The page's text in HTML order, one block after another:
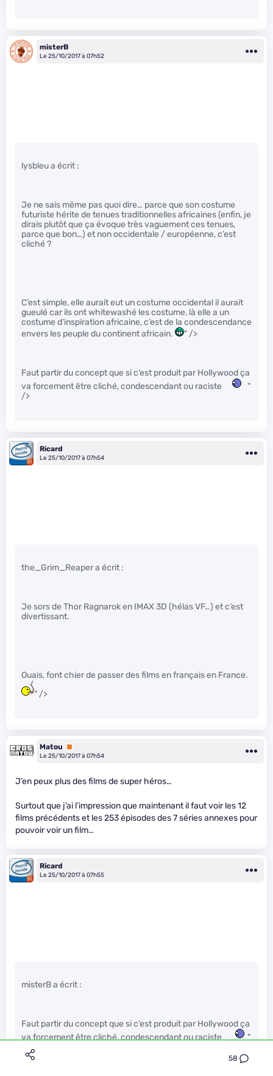
58
misterB
Le 25/10/2017 à 07h52
lysbleu a écrit :
Je ne sais même pas quoi dire… parce que son costume
futuriste hérite de tenues traditionnelles africaines (enfin, je
dirais plutôt que ça évoque très vaguement ces tenues,
parce que bon…) et non occidentale / européenne, c’est
cliché ?
C’est simple, elle aurait eut un costume occidental il aurait
gueulé car ils ont whitewashé les costume, là elle a un
costume d’inspiration africaine, c’est de la condescendance
envers les peuple du continent africain.
" />
Faut partir du concept que si c’est produit par Hollywood ça
va forcement être cliché, condescendant ou raciste
"
/>
Ricard
Le 25/10/2017 à 07h54
the_Grim_Reaper a écrit :
Je sors de Thor Ragnarok en IMAX 3D (hélas VF…) et c’est
divertissant.
Ouais, font chier de passer des films en français en France.
" />
Matou
Premium
Le 25/10/2017 à 07h54
J’en peux plus des films de super héros…
Surtout que j’ai l’impression que maintenant il faut voir les 12
films précédents et les 253 épisodes des 7 séries annexes pour
pouvoir voir un film…
Ricard
Le 25/10/2017 à 07h55
misterB a écrit :
Faut partir du concept que si c’est produit par Hollywood ça
va forcement être cliché, condescendant ou raciste
"